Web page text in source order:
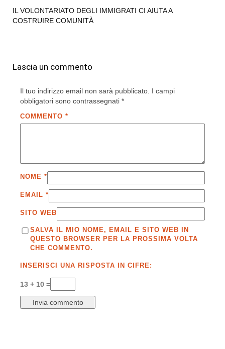
IL VOLONTARIATO DEGLI IMMIGRATI CI AIUTA A
COSTRUIRE COMUNITÀ
Lascia un commento
Il tuo indirizzo email non sarà pubblicato. I campi
obbligatori sono contrassegnati *
COMMENTO *
NOME *
EMAIL *
SITO WEB
SALVA IL MIO NOME, EMAIL E SITO WEB IN
QUESTO BROWSER PER LA PROSSIMA VOLTA
CHE COMMENTO.
INSERISCI UNA RISPOSTA IN CIFRE:
13 + 10 =